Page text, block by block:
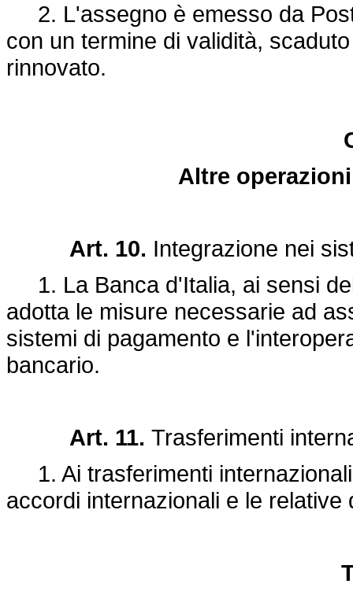
2. L'assegno è emesso da
con un termine di validità,
rinnovato.
Altre
Art. 10. Integrazione nei
1. La Banca d'Italia, ai sensi
adotta le misure necessarie ad
sistemi di pagamento e
bancario.
Art. 11. Trasferimenti
1. Ai trasferimenti
accordi internazionali e le relative